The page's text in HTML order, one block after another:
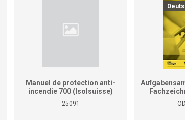
Manuel de protection anti-
incendie 700 (Isolsuisse)
25091